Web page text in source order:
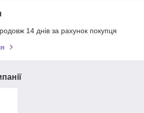
14 днів за рахунок покупця